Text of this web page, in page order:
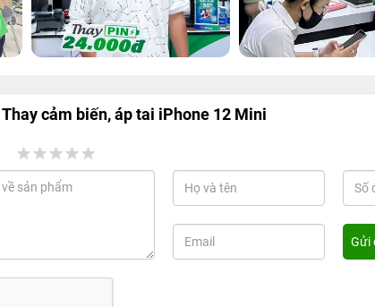
Thay cảm biến, áp tai iPhone 12 Mini